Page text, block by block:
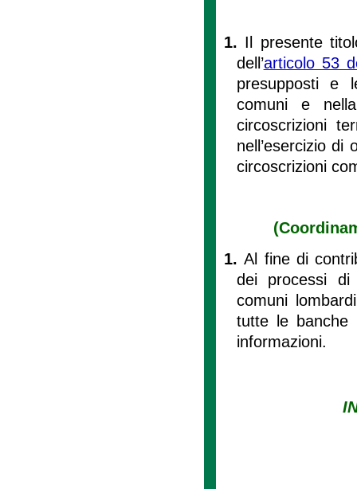
1. Il presente
dell’articolo 53
presupposti e
comuni e
circoscrizioni
nell’esercizio
circoscrizioni
1.Al fine di
dei processi di
comuni
tutte le banche
informazioni.